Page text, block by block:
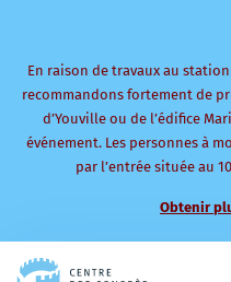
En raison de travaux au
recommandons fortement de
d’Youville ou de l’édifice
événement. Les personnes à
par l’entrée située au
Obtenir